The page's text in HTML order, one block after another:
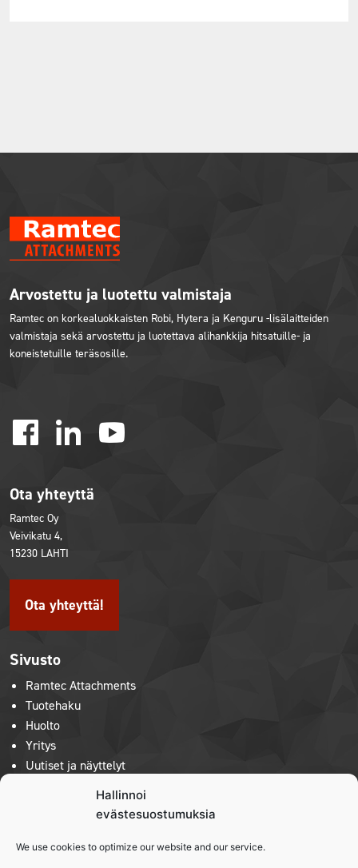
Hallinnoi
evästesuostumuksia
We use cookies to optimize our website and our service.
Arvostettu ja luotettu valmistaja
Ramtec on korkealuokkaisten Robi, Hytera ja Kenguru -lisälaitteiden
valmistaja sekä arvostettu ja luotettava alihankkija hitsatuille- ja
koneistetuille teräsosille.
facebook linkedin
Ota yhteyttä
Ramtec Oy
Veivikatu 4,
15230 LAHTI
Ota yhteyttä!
Sivusto
Ramtec Attachments
Tuotehaku
Huolto
Yritys
Uutiset ja näyttelyt
Tuotelinjat